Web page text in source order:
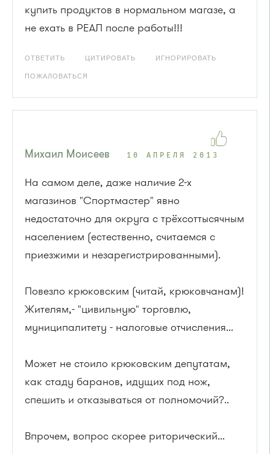
купить продуктов в нормальном магазе, а
не ехать в РЕАЛ после работы!!!
ОТВЕТИТЬ ЦИТИРОВАТЬ ИГНОРИРОВАТЬ
ПОЖАЛОВАТЬСЯ
Михаил Моисеев 10 АПРЕЛЯ 2013
На самом деле, даже наличие 2-х
магазинов "Спортмастер" явно
недостаточно для округа с трёхсоттысячным
населением (естественно, считаемся с
приезжими и незарегистрированными).
Повезло крюковским (читай, крюковчанам)!
Жителям,- "цивильную" торговлю,
муниципалитету - налоговые отчисления...
Может не стоило крюковским депутатам,
как стаду баранов, идущих под нож,
спешить и отказываться от полномочий?..
Впрочем, вопрос скорее риторический...